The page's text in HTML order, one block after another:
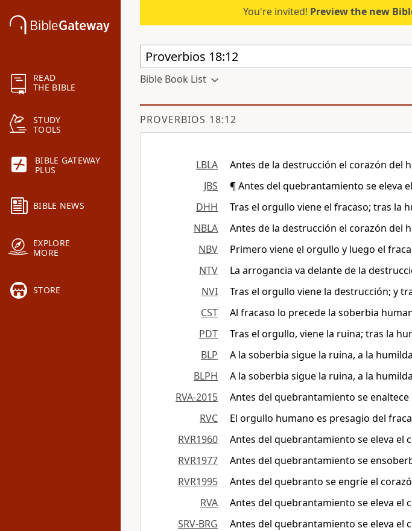
READ
THE BIBLE
STUDY
TOOLS
BIBLE GATEWAY
PLUS
BIBLE NEWS
EXPLORE
MORE
STORE
You're invited! Preview the new
Bible Book List
PROVERBIOS 18:12
LBLA
Antes de la destrucción el corazón del
JBS
¶ Antes del quebrantamiento se eleva
DHH
Tras el orgullo viene el fracaso; tras la
NBLA
Antes de la destrucción el corazón del
NBV
Primero viene el orgullo y luego el
NTV
La arrogancia va delante de la
NVI
Tras el orgullo viene la destrucción; y
CST
Al fracaso lo precede la soberbia
PDT
Tras el orgullo, viene la ruina; tras la
BLP
A la soberbia sigue la ruina, a la
BLPH
A la soberbia sigue la ruina, a la
RVA-2015
Antes del quebrantamiento se
RVC
El orgullo humano es presagio del
RVR1960
Antes del quebrantamiento se eleva el
RVR1977
Antes del quebrantamiento se
RVR1995
Antes del quebranto se engríe el
RVA
Antes del quebrantamiento se eleva el
SRV-BRG
Antes del quebrantamiento se eleva el